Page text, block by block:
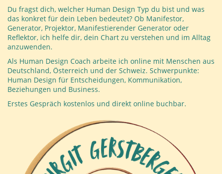
Du fragst dich, welcher Human Design Typ du bist und was
das konkret für dein Leben bedeutet? Ob Manifestor,
Generator, Projektor, Manifestierender Generator oder
Reflektor, ich helfe dir, dein Chart zu verstehen und im Alltag
anzuwenden.
Als Human Design Coach arbeite ich online mit Menschen aus
Deutschland, Österreich und der Schweiz. Schwerpunkte:
Human Design für Entscheidungen, Kommunikation,
Beziehungen und Business.
Erstes Gespräch kostenlos und direkt online buchbar.